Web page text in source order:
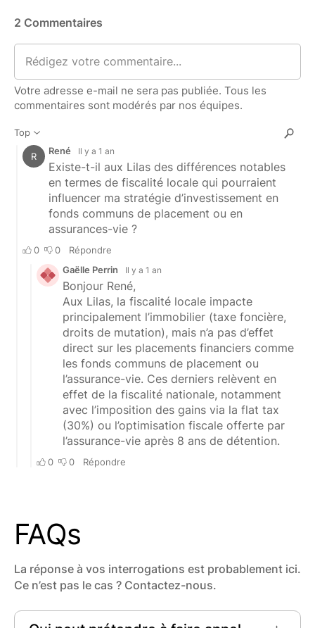
FAQs
La réponse à vos interrogations est probablement ici.
Ce n’est pas le cas ? Contactez-nous.